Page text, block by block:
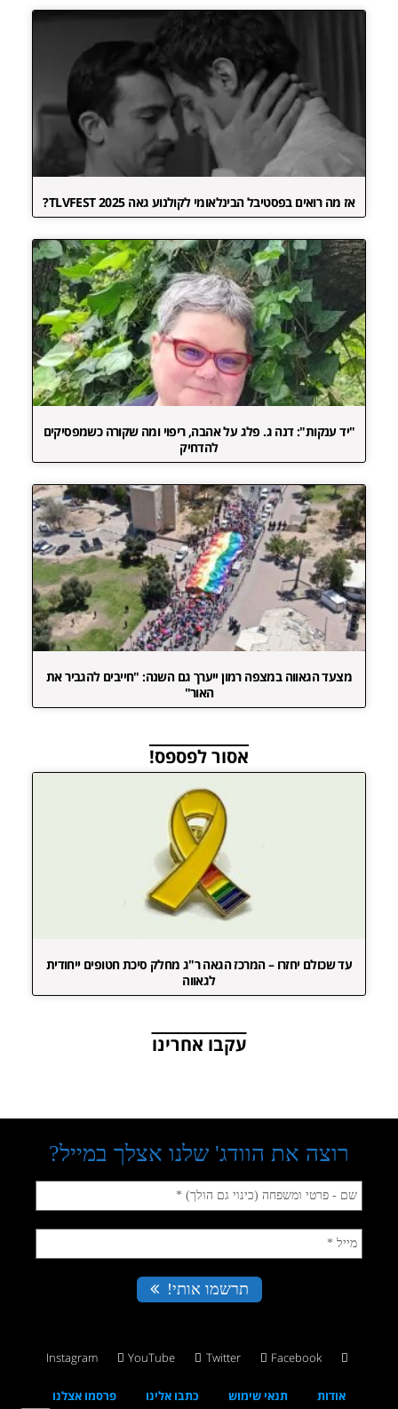
אז מה רואים בפסטיבל הבינלאומי לקולנוע גאה TLVFEST 2025?
"יד ענקות": דנה ג. פלג על אהבה, ריפוי ומה שקורה כשמפסיקים
להדחיק
מצעד הגאווה במצפה רמון ייערך גם השנה: "חייבים להגביר את
האור"
אסור לפספס!
עד שכולם יחזרו – המרכז הגאה ר"ג מחלק סיכת חטופים ייחודית
לגאווה
עקבו אחרינו
Facebook
Twitter
YouTube
Instagram
אודות תנאי שימוש כתבו אלינו פרסמו אצלנו